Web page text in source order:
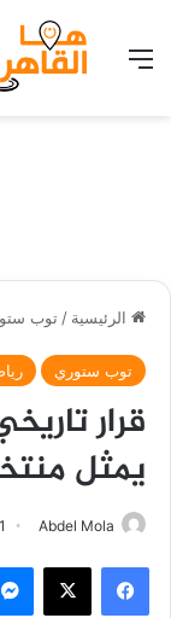
القائمة
الرئيسية / توب
توب ستوري
قرار
يمثل
Abdel Mola
فيسبوك ‫X